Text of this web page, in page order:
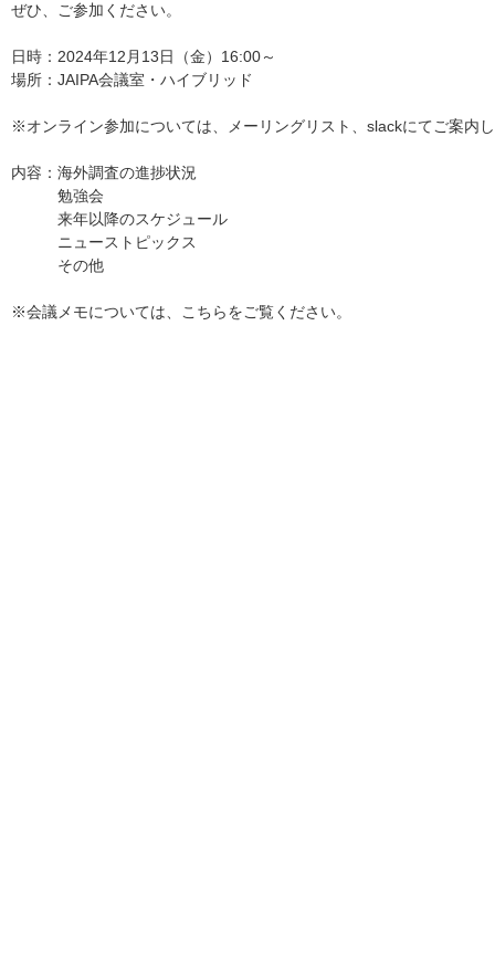
ぜひ、ご参加ください。
日時：2024年12月13日（金）16:00～
場所：JAIPA会議室・ハイブリッド
※オンライン参加については、メーリングリスト、slackにてご案内
内容：海外調査の進捗状況
勉強会
来年以降のスケジュール
ニューストピックス
その他
※会議メモについては、 こちらをご覧ください。